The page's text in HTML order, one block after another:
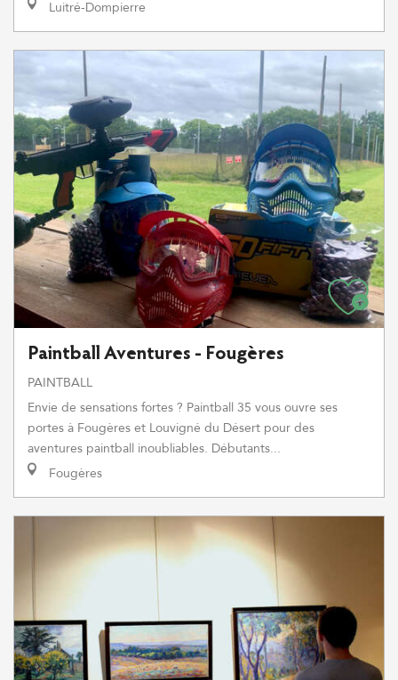
Luitré-Dompierre
Paintball Aventures - Fougères
PAINTBALL
Envie de sensations fortes ? Paintball 35 vous ouvre ses
portes à Fougères et Louvigné du Désert pour des
aventures paintball inoubliables. Débutants...
Fougères